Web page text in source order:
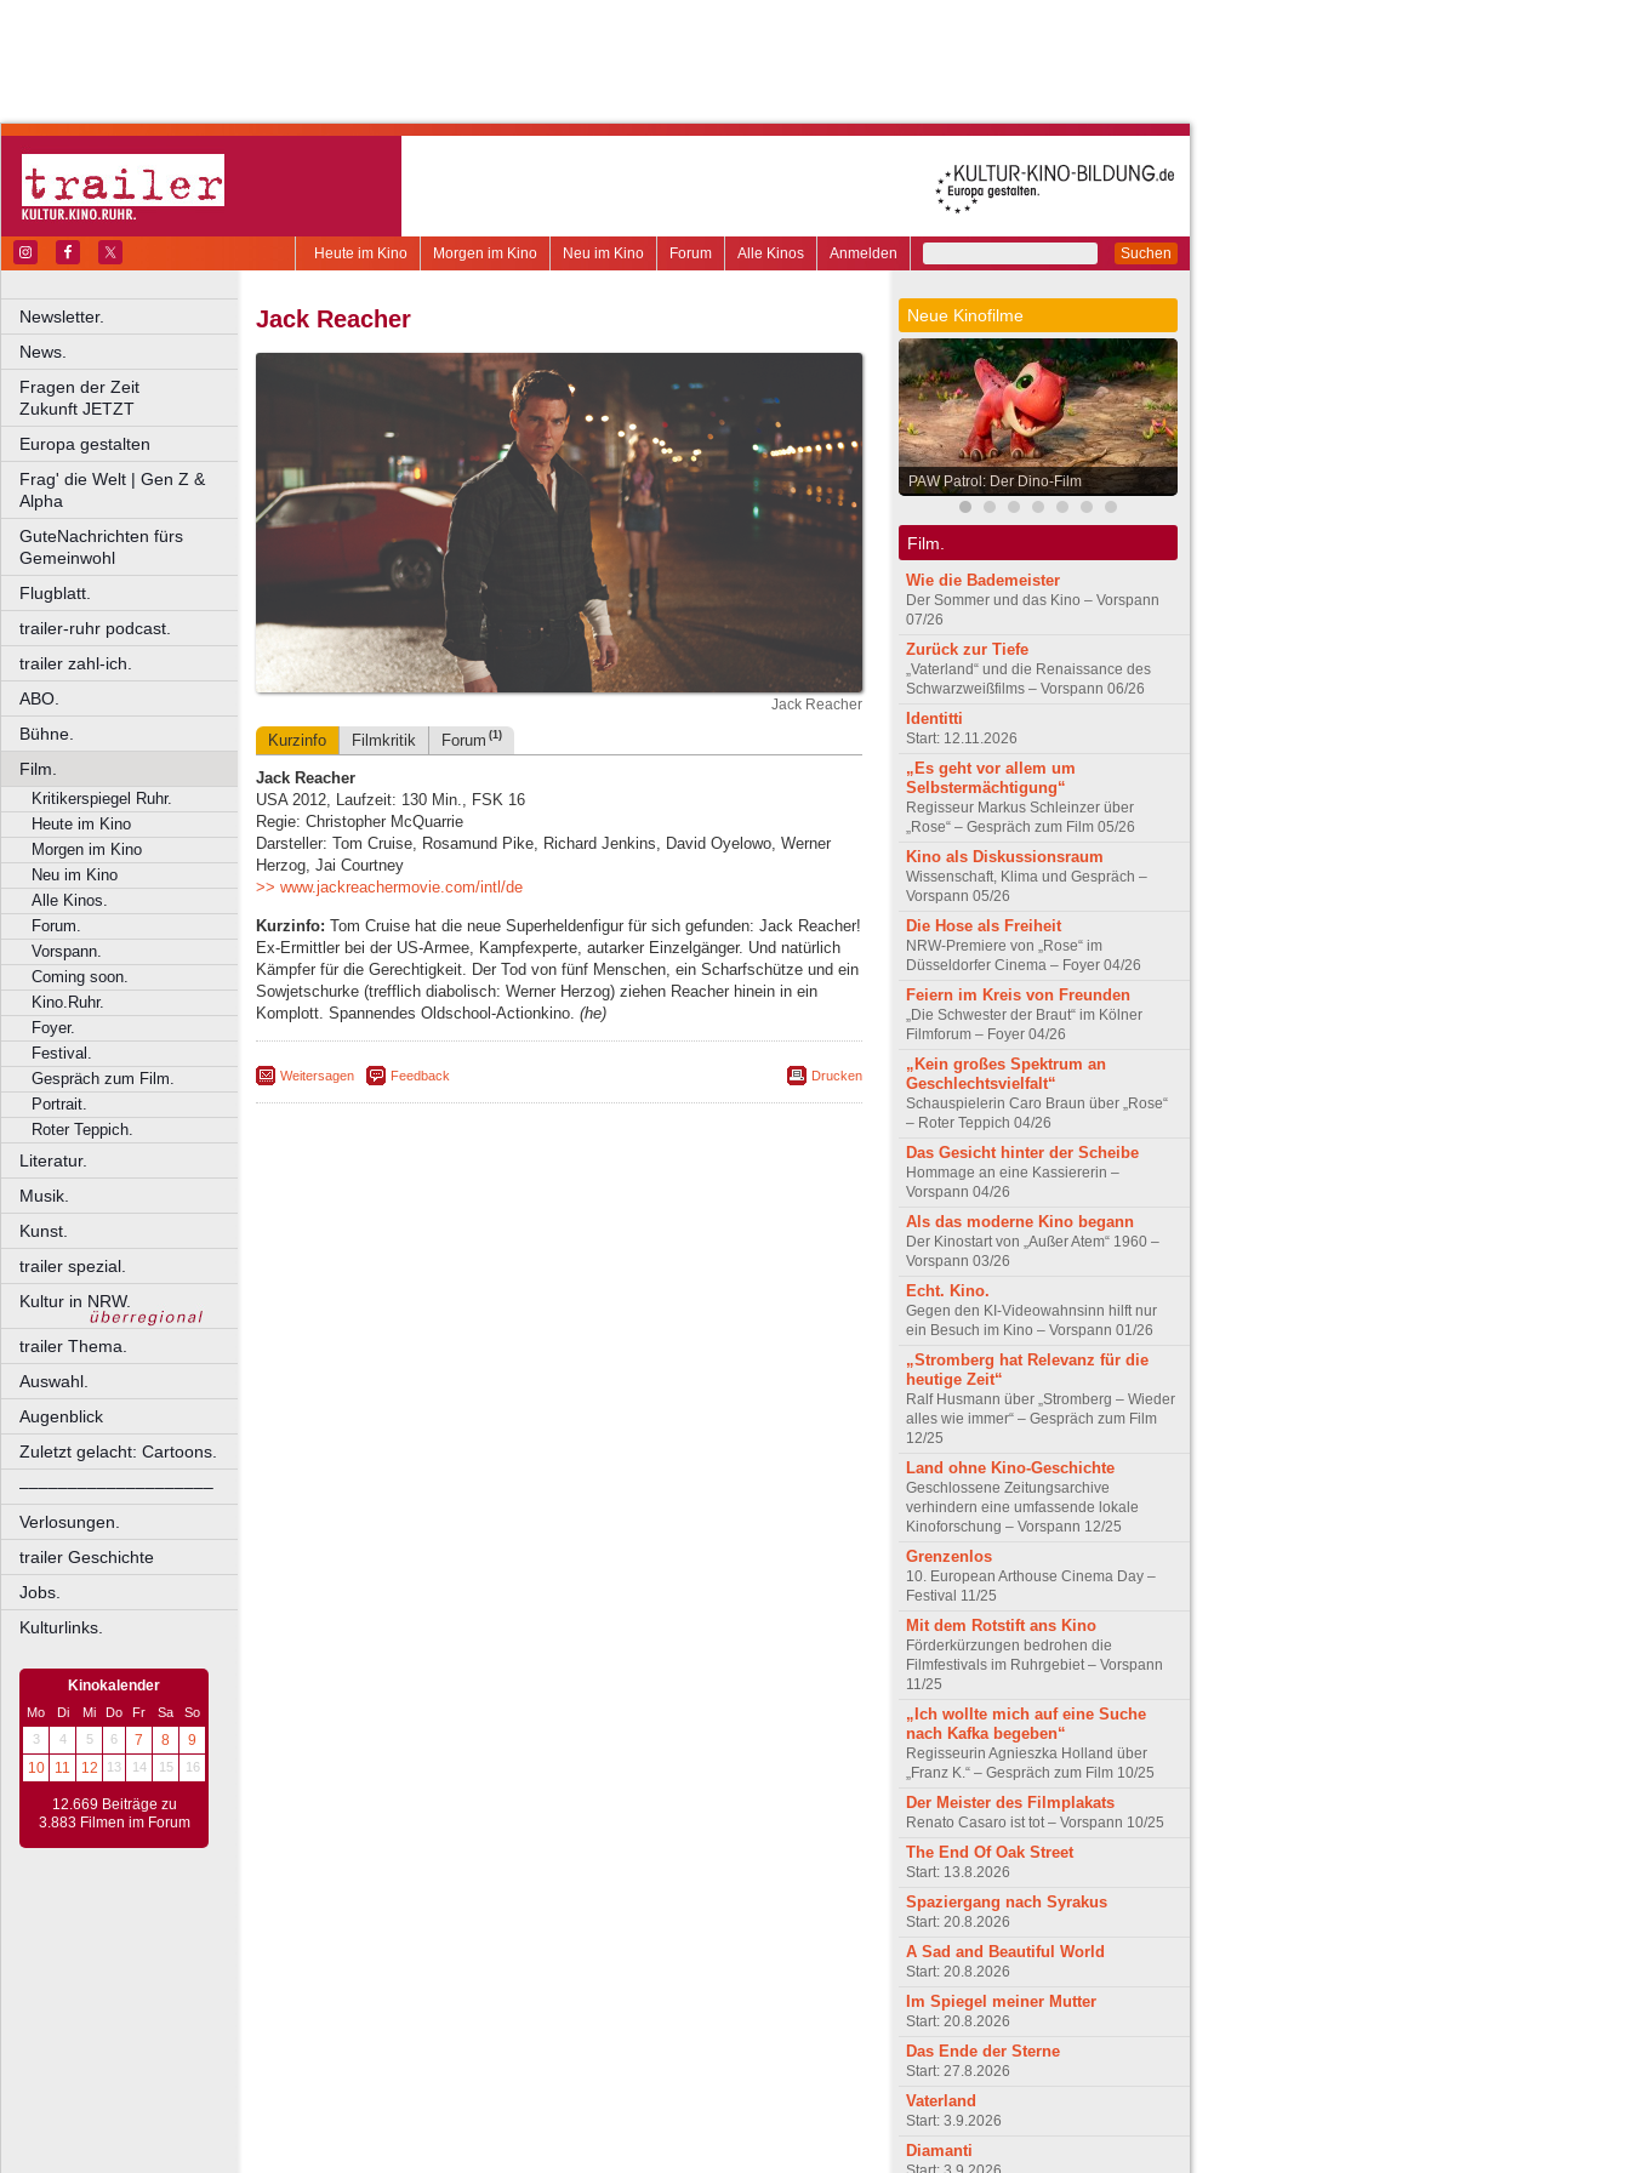
Suchen
Anmelden
Alle Kinos
Forum
Neu im Kino
Morgen im Kino
Heute im Kino
Newsletter.
News.
Fragen der Zeit
Zukunft JETZT
Europa gestalten
Frag' die Welt | Gen Z &
Alpha
GuteNachrichten fürs
Gemeinwohl
Flugblatt.
trailer-ruhr podcast.
trailer zahl-ich.
ABO.
Bühne.
Film.
Kritikerspiegel Ruhr.
Heute im Kino
Morgen im Kino
Neu im Kino
Alle Kinos.
Forum.
Vorspann.
Coming soon.
Kino.Ruhr.
Foyer.
Festival.
Gespräch zum Film.
Portrait.
Roter Teppich.
Literatur.
Musik.
Kunst.
trailer spezial.
Kultur in NRW.
trailer Thema.
Auswahl.
Augenblick
Zuletzt gelacht: Cartoons.
––––––––––––––––––––
Verlosungen.
trailer Geschichte
Jobs.
Kulturlinks.
Kinokalender
Mo Di Mi Do Fr Sa
So
3
4 5 6 7 8
9
10
11 12 13 14 15 16
12.669 Beiträge zu
3.883 Filmen im Forum
Jack Reacher
Jack Reacher
Kurzinfo Filmkritik Forum (1)
Jack Reacher
USA 2012, Laufzeit: 130 Min., FSK 16
Regie: Christopher McQuarrie
Darsteller: Tom Cruise, Rosamund Pike, Richard Jenkins, David Oyelowo, Werner
Herzog, Jai Courtney
>> www.jackreachermovie.com/intl/de
Kurzinfo: Tom Cruise hat die neue Superheldenfigur für sich gefunden: Jack Reacher!
Ex-Ermittler bei der US-Armee, Kampfexperte, autarker Einzelgänger. Und natürlich
Kämpfer für die Gerechtigkeit. Der Tod von fünf Menschen, ein Scharfschütze und ein
Sowjetschurke (trefflich diabolisch: Werner Herzog) ziehen Reacher hinein in ein
Komplott. Spannendes Oldschool-Actionkino. (he)
Weitersagen Feedback Drucken
Neue Kinofilme
PAW Patrol: Der Dino-Film
Film.
Wie die Bademeister
Der Sommer und das Kino – Vorspann
07/26
Zurück zur Tiefe
„Vaterland“ und die Renaissance des
Schwarzweißfilms – Vorspann 06/26
Identitti
Start: 12.11.2026
„Es geht vor allem um
Selbstermächtigung“
Regisseur Markus Schleinzer über
„Rose“ – Gespräch zum Film 05/26
Kino als Diskussionsraum
Wissenschaft, Klima und Gespräch –
Vorspann 05/26
Die Hose als Freiheit
NRW-Premiere von „Rose“ im
Düsseldorfer Cinema – Foyer 04/26
Feiern im Kreis von Freunden
„Die Schwester der Braut“ im Kölner
Filmforum – Foyer 04/26
„Kein großes Spektrum an
Geschlechtsvielfalt“
Schauspielerin Caro Braun über „Rose“
– Roter Teppich 04/26
Das Gesicht hinter der Scheibe
Hommage an eine Kassiererin –
Vorspann 04/26
Als das moderne Kino begann
Der Kinostart von „Außer Atem“ 1960 –
Vorspann 03/26
Echt. Kino.
Gegen den KI-Videowahnsinn hilft nur
ein Besuch im Kino – Vorspann 01/26
„Stromberg hat Relevanz für die
heutige Zeit“
Ralf Husmann über „Stromberg – Wieder
alles wie immer“ – Gespräch zum Film
12/25
Land ohne Kino-Geschichte
Geschlossene Zeitungsarchive
verhindern eine umfassende lokale
Kinoforschung – Vorspann 12/25
Grenzenlos
10. European Arthouse Cinema Day –
Festival 11/25
Mit dem Rotstift ans Kino
Förderkürzungen bedrohen die
Filmfestivals im Ruhrgebiet – Vorspann
11/25
„Ich wollte mich auf eine Suche
nach Kafka begeben“
Regisseurin Agnieszka Holland über
„Franz K.“ – Gespräch zum Film 10/25
Der Meister des Filmplakats
Renato Casaro ist tot – Vorspann 10/25
The End Of Oak Street
Start: 13.8.2026
Spaziergang nach Syrakus
Start: 20.8.2026
A Sad and Beautiful World
Start: 20.8.2026
Im Spiegel meiner Mutter
Start: 20.8.2026
Das Ende der Sterne
Start: 27.8.2026
Vaterland
Start: 3.9.2026
Diamanti